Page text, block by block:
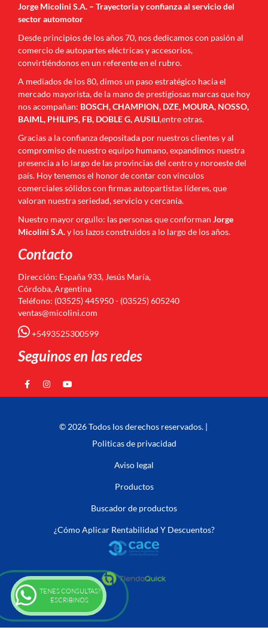
Jorge Micolini S.A. – Trayectoria y confianza al servicio del
sector automotor
Desde principios de los años 70, nos dedicamos con pasión al
comercio de autopartes eléctricas y accesorios,
convirtiéndonos en un referente en el rubro.
A mediados de los 80, dimos un paso estratégico hacia el
mercado mayorista, de la mano de prestigiosas marcas que hoy
nos acompañan: BOSCH, CHAMPION, DZE, MOURA, NOSSO,
BAIML, PHILIPS, FB, DOBLE G, AUSILI,entre otras.
Gracias a la confianza depositada por nuestros clientes y al
compromiso de nuestro equipo humano, expandimos nuestra
presencia a lo largo de las provincias del centro y noroeste del
país. Hoy tenemos el honor de contar con vínculos
comerciales sólidos con firmas autopartistas líderes, que
valoran nuestra seriedad, servicio y cercanía.
Nuestro mayor orgullo: las personas que conforman Jorge
Micolini S.A.y los lazos construidos a lo largo de los años.
Contacto
Dirección: España 933, Jesús María,
Córdoba, Argentina
Teléfono: (03525) 445950 - (03525) 605240
ventas@micolini.com
+5493525300599
Seguinos en las redes
© 2026 Todos los derechos reservados. |
Politicas de privacidad
Aviso legal
Productos
Buscador de productos
¿Cómo Aplicar Rentabilidad Y Descuentos?
TENES CONSULTAS?
ESCRIBINOS